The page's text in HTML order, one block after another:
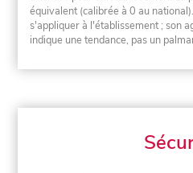
équivalent (calibrée à 0 au
s'appliquer à l'établissement ; son
indique une tendance, pas un